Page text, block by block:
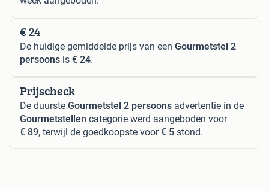
€ 24
De huidige gemiddelde prijs van een Gourmetstel 2
persoons is € 24.
Prijscheck
De duurste Gourmetstel 2 persoons advertentie in de
Gourmetstellen categorie werd aangeboden voor
€ 89, terwijl de goedkoopste voor€ 5 stond.